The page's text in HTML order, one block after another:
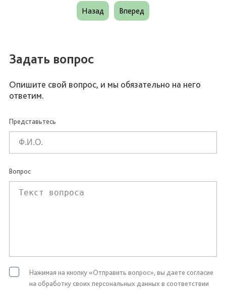
Назад Вперед
Задать вопрос
Опишите свой вопрос, и мы обязательно на него
ответим.
Представьтесь
Вопрос
Нажимая на кнопку «Отправить вопрос», вы даете согласие
на обработку своих персональных данных в соответствии